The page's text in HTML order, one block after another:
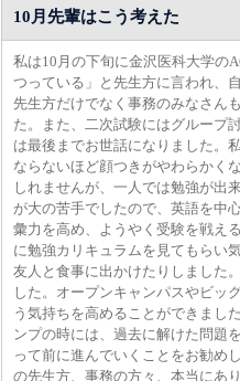
10月先輩はこう考えた
私は10月の下旬に金沢医科大学の
つっている」と先生方に言われ、
先生方だけでなく事務のみなさん
た。また、二次試験にはグループ
は最後までお世話になりました。
ならないほど顔つきがやわらかく
しれませんが、一人では勉強が出
が大の苦手でしたので、英語を中
彙力を高め、ようやく受験を戦え
に勉強カリキュラムを見てもらい
友人と食事に出かけたりしました
した。オープンキャンパスやビッ
う気持ちを高めることができまし
ンプの時には、過去に解けた問題
って前に進んでいくことをお勧め
の先生方、事務の方々、本当にあ